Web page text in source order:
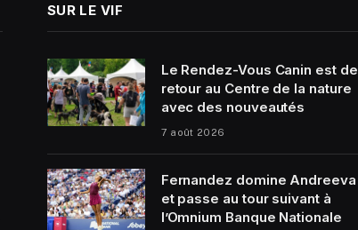
SUR LE VIF
Le Rendez-Vous Canin est de
retour au Centre de la nature
avec des nouveautés
7 août 2026
Fernandez domine Andreeva
et passe au tour suivant à
l’Omnium Banque Nationale